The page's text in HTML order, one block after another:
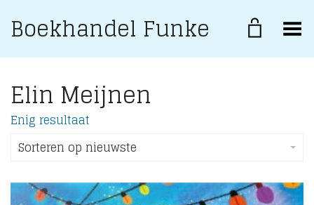
Boekhandel Funke Toggle Menu
Elin Meijnen
Enig resultaat
Sorteren op nieuwste